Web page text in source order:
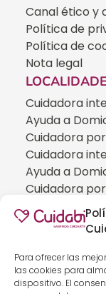
Para ofrecer las
las cookies para
dispositivo. El
Canal ético y
Política de
Política de
Nota legal
Cuidadora
Ayuda a
Cuidadora
Cuidadora
Ayuda a
Cuidadora
Cuidadora
Ayuda a
CUIDADOS
Cuidadoras